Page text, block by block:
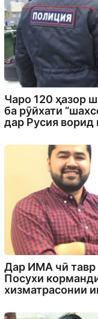
Чаро 120 ҳазор
ба рӯйхати
дар Русия
Дар ИМА чӣ тавр
Посухи
хизматрасонии